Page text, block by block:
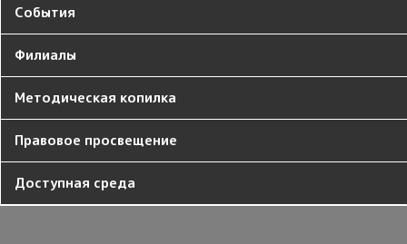
События
Филиалы
Методическая копилка
Правовое просвещение
Доступная среда